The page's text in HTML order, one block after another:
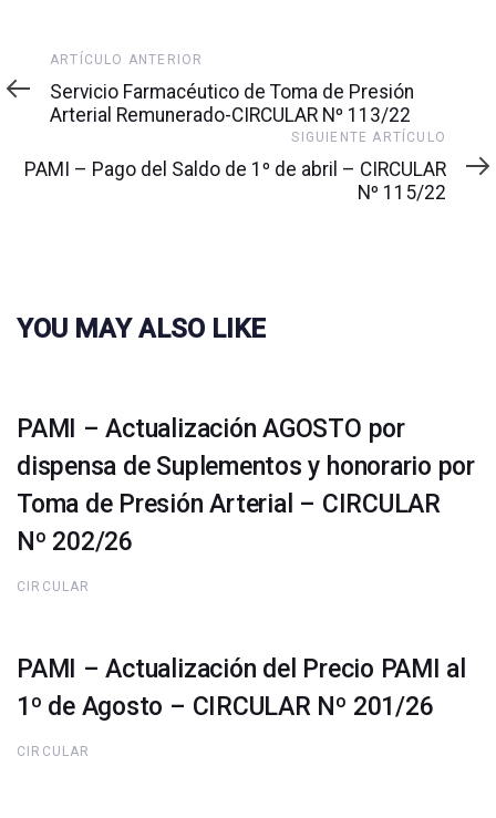
Artículo
anterior
ARTÍCULO ANTERIOR
Servicio Farmacéutico de Toma de Presión
Arterial Remunerado-CIRCULAR Nº 113/22
artículo
SIGUIENTE ARTÍCULO
PAMI – Pago del Saldo de 1º de abril – CIRCULAR
Nº 115/22
YOU MAY ALSO LIKE
PAMI – Actualización AGOSTO por
dispensa de Suplementos y honorario por
Toma de Presión Arterial – CIRCULAR
Nº 202/26
CIRCULAR
PAMI – Actualización del Precio PAMI al
1º de Agosto – CIRCULAR Nº 201/26
CIRCULAR